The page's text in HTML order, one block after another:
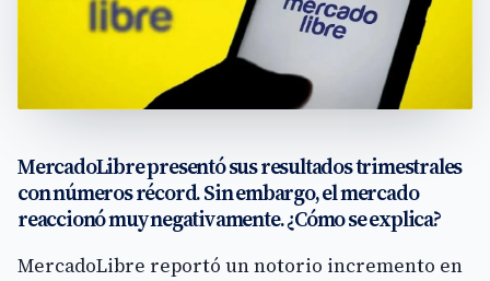
MercadoLibre presentó sus resultados trimestrales
con números récord. Sin embargo, el mercado
reaccionó muy negativamente. ¿Cómo se explica?
MercadoLibre reportó un notorio incremento en